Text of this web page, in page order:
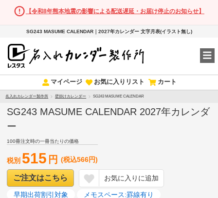
【令和8年熊本地震の影響による配送遅延・お届け停止のお知らせ】
SG243 MASUME CALENDAR｜2027年カレンダー 文字月表(イラスト無し)
マイページ お気に入りリスト カート
名入れカレンダー製作所 壁掛けカレンダー SG243 MASUME CALENDAR
SG243 MASUME CALENDAR 2027年カレンダ
ー
100冊注文時の一冊当たりの価格
税別 515 円 (税込566円)
ご注文はこちら お気に入りに追加
早期出荷割引対象
メモスペース:罫線有り